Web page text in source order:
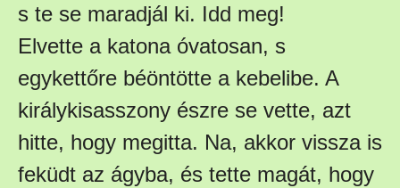
s te se maradjál ki. Idd meg!
Elvette a katona óvatosan, s
egykettőre béöntötte a kebelibe. A
királykisasszony észre se vette, azt
hitte, hogy megitta. Na, akkor vissza is
feküdt az ágyba, és tette magát, hogy